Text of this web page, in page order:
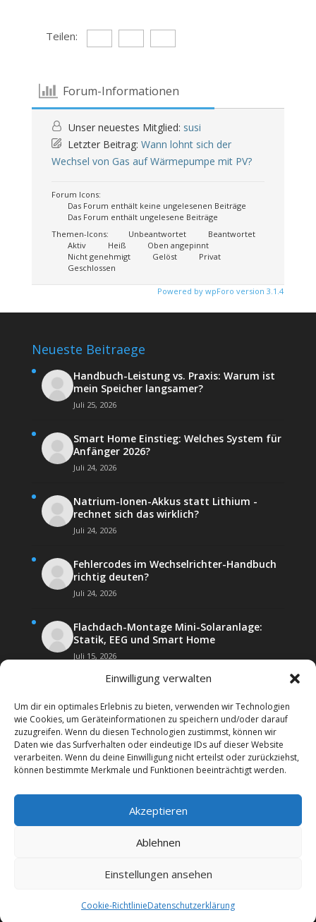
Einwilligung verwalten
Um dir ein optimales Erlebnis zu bieten, verwenden wir Technologien
wie Cookies, um Geräteinformationen zu speichern und/oder darauf
zuzugreifen. Wenn du diesen Technologien zustimmst, können wir
Daten wie das Surfverhalten oder eindeutige IDs auf dieser Website
verarbeiten. Wenn du deine Einwilligung nicht erteilst oder zurückziehst,
können bestimmte Merkmale und Funktionen beeinträchtigt werden.
Akzeptieren
Ablehnen
Einstellungen ansehen
Cookie-RichtlinieDatenschutz­erklärung
Teilen:
Forum-Informationen
Unser neuestes Mitglied: susi
Letzter Beitrag: Wann lohnt sich der
Wechsel von Gas auf Wärmepumpe mit PV?
Forum Icons:
Das Forum enthält keine ungelesenen Beiträge
Das Forum enthält ungelesene Beiträge
Themen-Icons:
Unbeantwortet
Beantwortet
Aktiv
Heiß
Oben angepinnt
Nicht genehmigt
Gelöst
Privat
Geschlossen
Powered by wpForo version 3.1.4
Neueste Beitraege
Handbuch-Leistung vs. Praxis: Warum ist
mein Speicher langsamer?
Juli 25, 2026
Smart Home Einstieg: Welches System für
Anfänger 2026?
Juli 24, 2026
Natrium-Ionen-Akkus statt Lithium -
rechnet sich das wirklich?
Juli 24, 2026
Fehlercodes im Wechselrichter-Handbuch
richtig deuten?
Juli 24, 2026
Flachdach-Montage Mini-Solaranlage:
Statik, EEG und Smart Home
Juli 15, 2026
Kontakt
Impressum
Datenschutz­erklärung
Forenregeln
Copyright 2026 | Web24 Consulting AVO UG | Alle
Rechte vorbehalten *Werbehinweis: Das Forum
Werbepartnern. Wenn Sie bei diesen etwas bestellen,
Dienstleister.